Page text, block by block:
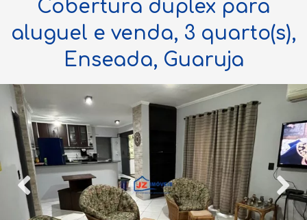
Cobertura duplex para
aluguel e venda, 3 quarto(s),
Enseada, Guaruja